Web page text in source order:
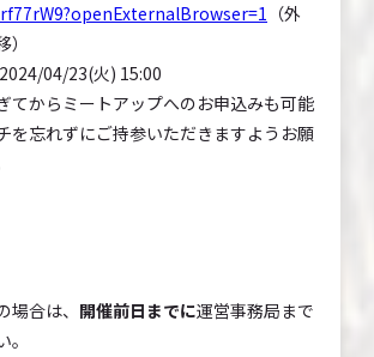
（外
2024/04/23(火) 15:00
てからミートアップへのお申込みも可能
を忘れずにご持参いただきますようお願
合は、 開催前日までに運営事務局まで